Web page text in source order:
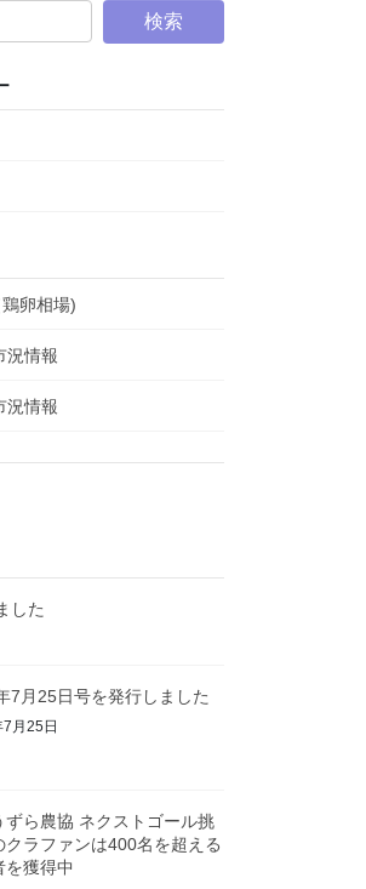
鶏卵相場)
況情報
況情報
した
7月25日号を発行しました
月25日
ずら農協 ネクストゴール挑
クラファンは400名を超える
を獲得中